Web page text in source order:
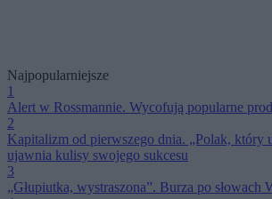
Najpopularniejsze
1
Alert w Rossmannie. Wycofują popularne
2
Kapitalizm od pierwszego dnia. „Polak, który
ujawnia kulisy swojego sukcesu
3
„Głupiutka, wystraszona”. Burza po słowach